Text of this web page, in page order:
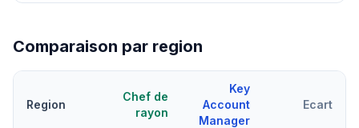
Comparaison par region
Region
Chef de
rayon
Key
Account
Manager
Ecart